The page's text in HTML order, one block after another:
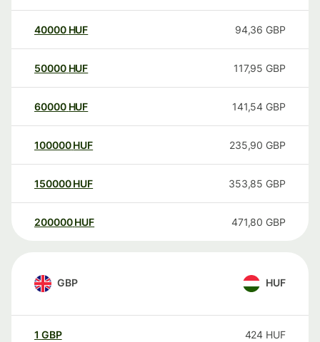
40000 HUF 94,36 GBP
50000 HUF 117,95 GBP
60000 HUF 141,54 GBP
100000 HUF 235,90 GBP
150000 HUF 353,85 GBP
200000 HUF 471,80 GBP
GBP HUF
1 GBP 424 HUF